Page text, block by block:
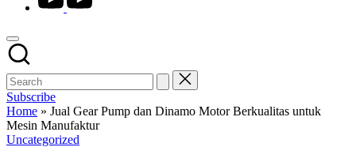
Subscribe
Home » Jual Gear Pump dan Dinamo Motor Berkualitas untuk
Mesin Manufaktur
Posted
Uncategorized